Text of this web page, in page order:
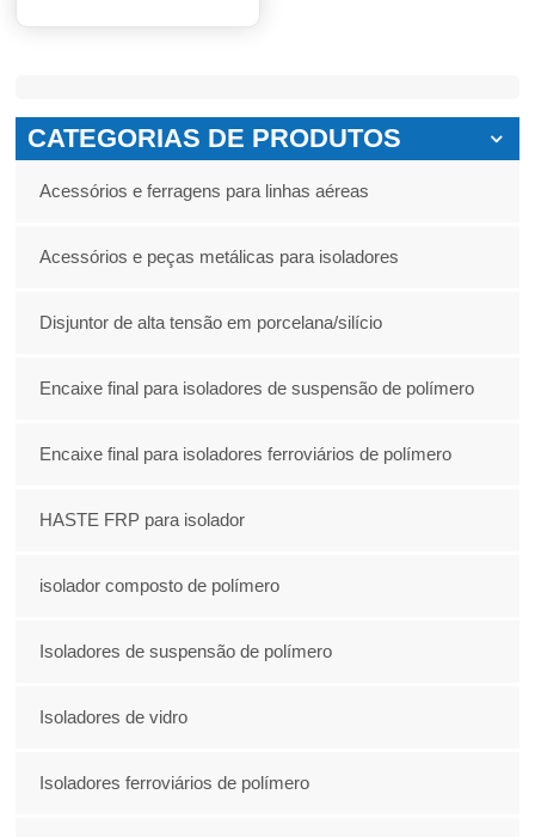
CATEGORIAS DE PRODUTOS
Acessórios e ferragens para linhas aéreas
Acessórios e peças metálicas para isoladores
Disjuntor de alta tensão em porcelana/silício
Encaixe final para isoladores de suspensão de polímero
Encaixe final para isoladores ferroviários de polímero
HASTE FRP para isolador
isolador composto de polímero
Isoladores de suspensão de polímero
Isoladores de vidro
Isoladores ferroviários de polímero